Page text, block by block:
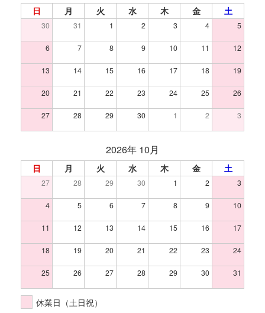
日 月 火 水 木 金 土
30 31 1 2 3 4 5
6 7 8 9 10 11 12
13 14 15 16 17 18 19
20 21 22 23 24 25 26
27 28 29 30 1 2 3
2026年 10月
日 月 火 水 木 金 土
27 28 29 30 1 2 3
4 5 6 7 8 9 10
11 12 13 14 15 16 17
18 19 20 21 22 23 24
25 26 27 28 29 30 31
休業日（土日祝）